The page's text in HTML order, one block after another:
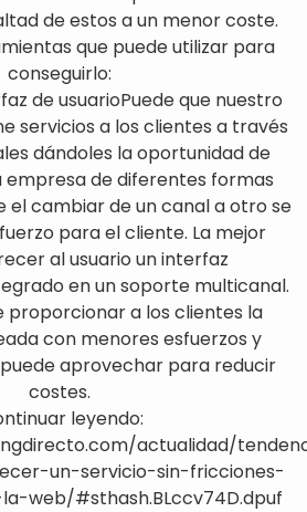
de estos a un menor coste.
que puede utilizar para
conseguirlo:
de usuarioPuede que nuestro
servicios a los clientes a través
dándoles la oportunidad de
de diferentes formas
el cambiar de un canal a otro se
para el cliente. La mejor
al usuario un interfaz
en un soporte multicanal.
proporcionar a los clientes la
con menores esfuerzos y
aprovechar para reducir
costes.
leyendo:
actualidad/
un-servicio-sin-fricciones-
web/#sthash.BLccv74D.dpuf